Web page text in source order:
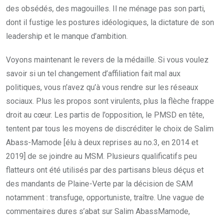
des obsédés, des magouilles. Il ne ménage pas son parti,
dont il fustige les postures idéologiques, la dictature de son
leadership et le manque d’ambition.
Voyons maintenant le revers de la médaille. Si vous voulez
savoir si un tel changement d’affiliation fait mal aux
politiques, vous n’avez qu’à vous rendre sur les réseaux
sociaux. Plus les propos sont virulents, plus la flèche frappe
droit au cœur. Les partis de l’opposition, le PMSD en tête,
tentent par tous les moyens de discréditer le choix de Salim
Abass-Mamode [élu à deux reprises au no.3, en 2014 et
2019] de se joindre au MSM. Plusieurs qualificatifs peu
flatteurs ont été utilisés par des partisans bleus déçus et
des mandants de Plaine-Verte par la décision de SAM
notamment : transfuge, opportuniste, traître. Une vague de
commentaires dures s’abat sur Salim AbassMamode,